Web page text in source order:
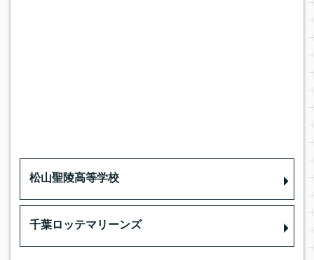
松山聖陵高等学校
千葉ロッテマリーンズ